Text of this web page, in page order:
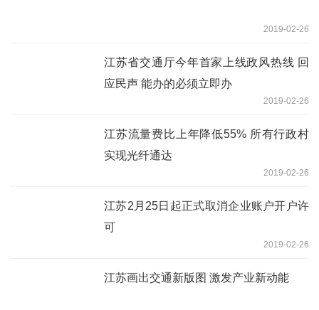
2019-02-26
江苏省交通厅今年首家上线政风热线 回
应民声 能办的必须立即办
2019-02-26
江苏流量费比上年降低55% 所有行政村
实现光纤通达
2019-02-26
江苏2月25日起正式取消企业账户开户许
可
2019-02-26
江苏画出交通新版图 激发产业新动能